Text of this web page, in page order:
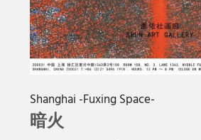
Shanghai -Fuxing Space-
暗火